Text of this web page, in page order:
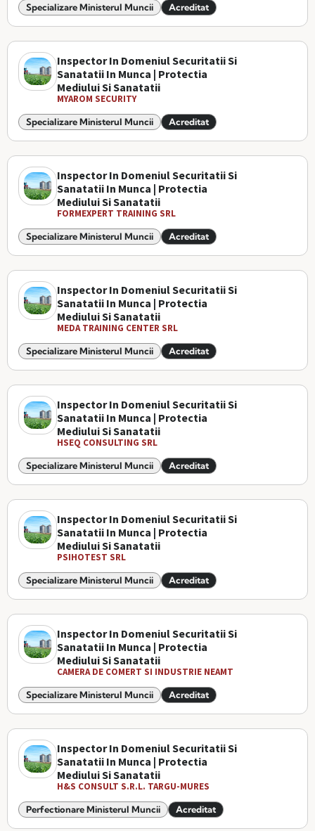
Specializare Ministerul Muncii Acreditat
Inspector In Domeniul Securitatii Si
Sanatatii In Munca | Protectia
Mediului Si Sanatatii
MYAROM SECURITY
Specializare Ministerul Muncii Acreditat
Inspector In Domeniul Securitatii Si
Sanatatii In Munca | Protectia
Mediului Si Sanatatii
FORMEXPERT TRAINING SRL
Specializare Ministerul Muncii Acreditat
Inspector In Domeniul Securitatii Si
Sanatatii In Munca | Protectia
Mediului Si Sanatatii
MEDA TRAINING CENTER SRL
Specializare Ministerul Muncii Acreditat
Inspector In Domeniul Securitatii Si
Sanatatii In Munca | Protectia
Mediului Si Sanatatii
HSEQ CONSULTING SRL
Specializare Ministerul Muncii Acreditat
Inspector In Domeniul Securitatii Si
Sanatatii In Munca | Protectia
Mediului Si Sanatatii
PSIHOTEST SRL
Specializare Ministerul Muncii Acreditat
Inspector In Domeniul Securitatii Si
Sanatatii In Munca | Protectia
Mediului Si Sanatatii
CAMERA DE COMERT SI INDUSTRIE NEAMT
Specializare Ministerul Muncii Acreditat
Inspector In Domeniul Securitatii Si
Sanatatii In Munca | Protectia
Mediului Si Sanatatii
H&S CONSULT S.R.L. TARGU-MURES
Perfectionare Ministerul Muncii Acreditat